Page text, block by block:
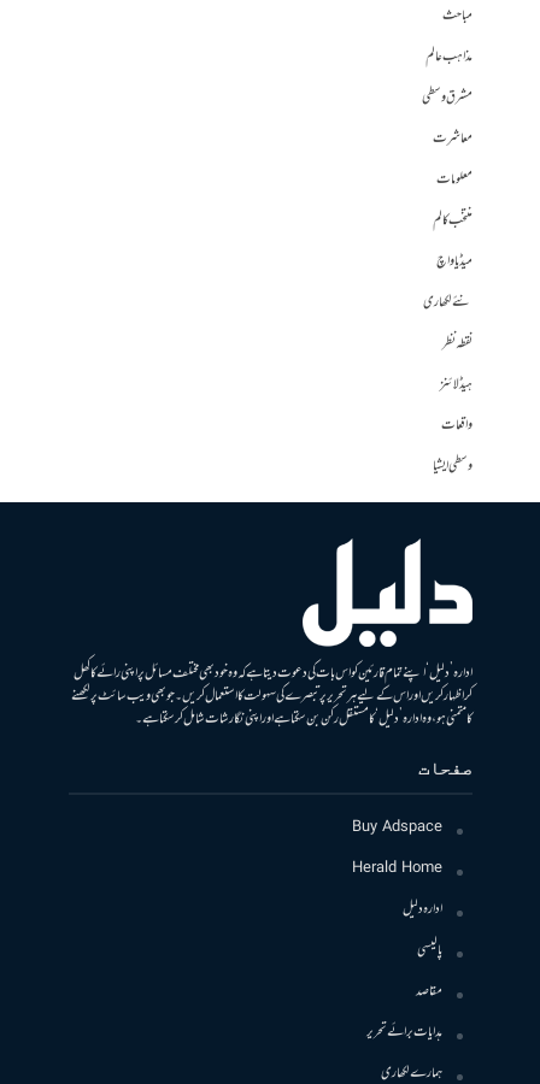
مباحث
مذاہب عالم
مشرق وسطی
معاشرت
معلومات
منتخب کالم
میڈیا واچ
نئے لکھاری
نقطہ نظر
ہیڈلائنز
واقعات
وسطی ایشیا
ادارہ ’دلیل‘ اپنے تمام قارئین کو اس بات کی دعوت دیتا ہے کہ وہ خود بھی مختلف مسائل پر اپنی رائے کا کھل
کر اظہار کریں اور اس کے لیے ہر تحریر پر تبصرے کی سہولت کا استعمال کریں۔ جو بھی ویب سائٹ پر لکھنے
کا متمنی ہو، وہ ادارہ ’دلیل‘ کا مستقل رکن بن سکتا ہے اور اپنی نگارشات شامل کرسکتا ہے۔
صفحات
Buy Adspace
Herald Home
ادارہ دلیل
پالیسی
مقاصد
ہدایات برائے تحریر
ہمارے لکھاری